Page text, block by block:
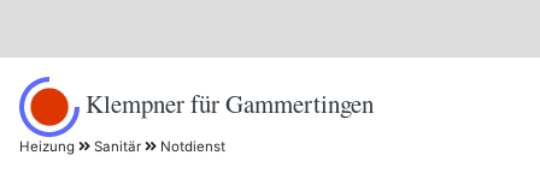
Klempner für Gammertingen
Heizung Sanitär Notdienst